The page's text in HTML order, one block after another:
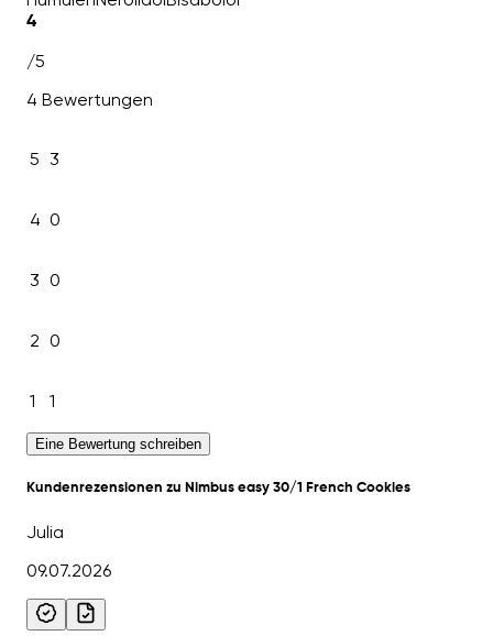
4
/5
4 Bewertungen
5 3
4 0
3 0
2 0
1 1
Eine Bewertung schreiben
Kundenrezensionen zu Nimbus easy 30/1 French Cookies
Julia
09.07.2026